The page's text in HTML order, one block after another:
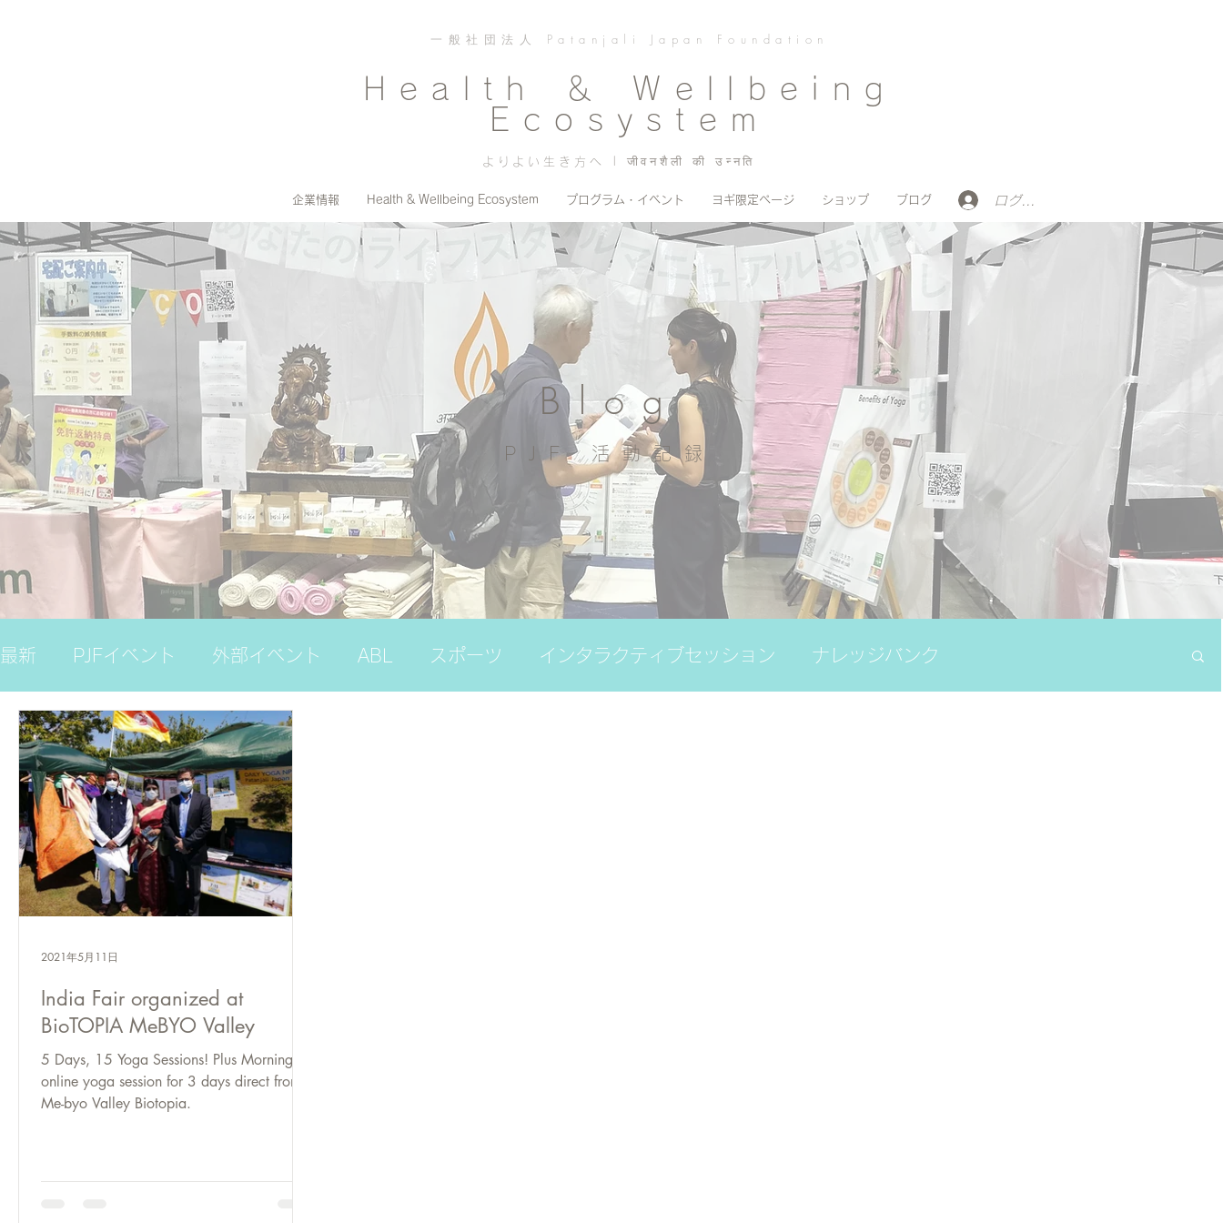
一般社団法人 Patanjali Japan Foundation
Health ＆ Wellbeing
Ecosystem
よりよい生き方へ | जीवनशैली की उन्नति
企業情報 Health & Wellbeing Ecosystem プログラム・イベント ヨギ限定ページ ショップ ブログ ログイン
Blog
PJF ​活動記録
最新 PJFイベント 外部イベント ABL スポーツ インタラクティブセッション ナレッジバンク
ナレッジバンク（プレミアム）
India Fair organized at
BioTOPIA MeBYO Valley
5 Days, 15 Yoga Sessions! Plus Morning
online yoga session for 3 days direct from
Me-byo Valley Biotopia.
2021年5月11日